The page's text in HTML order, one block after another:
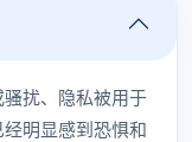
扰、隐私被用于
明显感到恐惧和